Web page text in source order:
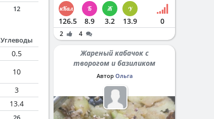
12
Углеводы
0.5
10
3
13.4
126.5 8.9 3.2 13.9 0
2 4
Жареный кабачок с
творогом и базиликом
Автор Ольга